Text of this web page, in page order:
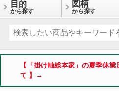
目的
から探す
図柄
から探す
【「掛け軸総本家」の夏季休
て 】→